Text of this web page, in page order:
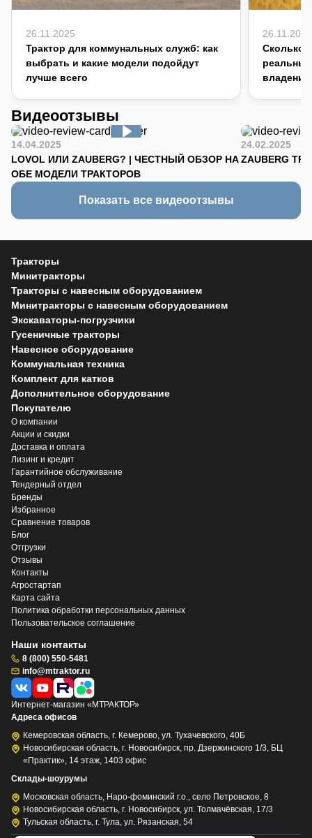
26.11.2025
Трактор для коммунальных служб: как
выбрать и какие модели подойдут
лучше всего
26.11.2025
Сколько
владения
Видеоотзывы
14.04.2025
LOVOL ИЛИ ZAUBERG? | ЧЕСТНЫЙ ОБЗОР НА
ОБЕ МОДЕЛИ ТРАКТОРОВ
24.02.2025
ZAUBERG
Показать все видеоотзывы
Тракторы
Минитракторы
Тракторы с навесным оборудованием
Минитракторы с навесным оборудованием
Экскаваторы-погрузчики
Гусеничные тракторы
Навесное оборудование
Коммунальная техника
Комплект для катков
Дополнительное оборудование
Покупателю
О компании
Акции и скидки
Доставка и оплата
Лизинг и кредит
Гарантийное обслуживание
Тендерный отдел
Бренды
Избранное
Сравнение товаров
Блог
Отгрузки
Отзывы
Контакты
Агростартап
Карта сайта
Политика обработки персональных данных
Пользовательское соглашение
Наши контакты
8 (800) 550-5481
info@mtraktor.ru
Интернет-магазин «МТРАКТОР»
Адреса офисов
Кемеровская область, г. Кемерово, ул. Тухачевского, 40Б
Новосибирская область, г. Новосибирск, пр. Дзержинского 1/3, БЦ
«Практик», 14 этаж, 1403 офис
Склады-шоурумы
Московская область, Наро-фоминский г.о., село Петровское, 8
Новосибирская область, г. Новосибирск, ул. Толмачёвская, 17/3
Тульская область, г. Тула, ул. Рязанская, 54